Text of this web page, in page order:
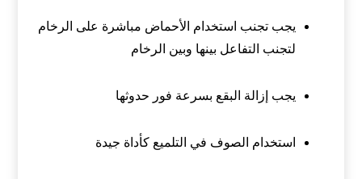
يجب تجنب استخدام الأحماض مباشرة على الرخام
لتجنب التفاعل بينها وبين الرخام
يجب إزالة البقع بسرعة فور حدوثها
استخدام الصوف في التلميع كأداة جيدة